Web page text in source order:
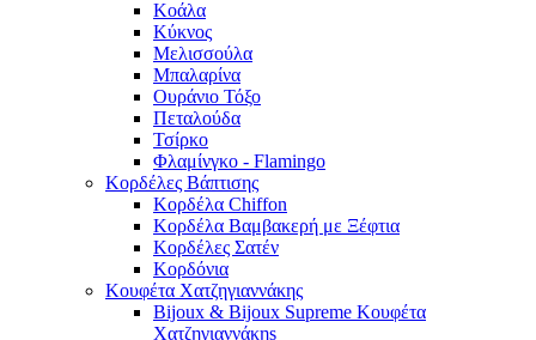
Κοάλα
Κύκνος
Μελισσούλα
Μπαλαρίνα
Ουράνιο Τόξο
Πεταλούδα
Τσίρκο
Φλαμίνγκο - Flamingo
Κορδέλες Βάπτισης
Κορδέλα Chiffon
Κορδέλα Βαμβακερή με Ξέφτια
Κορδέλες Σατέν
Κορδόνια
Κουφέτα Χατζηγιαννάκης
Bijoux & Bijoux Supreme Κουφέτα
Χατζηγιαννάκηs